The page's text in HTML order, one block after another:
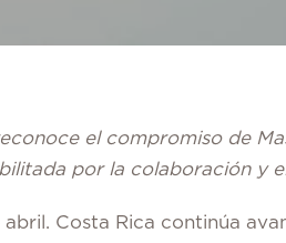
el compromiso de
por la colaboración y
abril. Costa Rica continúa